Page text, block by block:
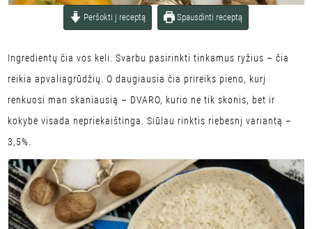
Peršokti į receptą Spausdinti receptą
Ingredientų čia vos keli. Svarbu pasirinkti tinkamus ryžius – čia
reikia apvaliagrūdžių. O daugiausia čia prireiks pieno, kurį
renkuosi man skaniausią – DVARO, kurio ne tik skonis, bet ir
kokybė visada nepriekaištinga. Siūlau rinktis riebesnį variantą –
3,5%.